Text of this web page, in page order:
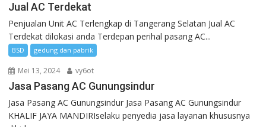
Jual AC Terdekat
Penjualan Unit AC Terlengkap di Tangerang Selatan Jual AC
Terdekat dilokasi anda Terdepan perihal pasang AC...
BSD gedung dan pabrik
Mei 13, 2024 vy6ot
Jasa Pasang AC Gunungsindur
Jasa Pasang AC Gunungsindur Jasa Pasang AC Gunungsindur
KHALIF JAYA MANDIRIselaku penyedia jasa layanan khususnya